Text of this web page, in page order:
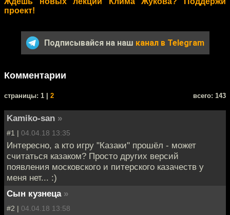
проект!
Подписывайся на наш канал в Telegram
Комментарии
cтраницы: 1 | 2 всего: 143
Kamiko-san »
#1 | 04.04.18 13:35
Интересно, а кто игру "Казаки" прошёл - может
считаться казаком? Просто других версий
появления московского и питерского казачеств у
меня нет... :)
Сын кузнеца »
#2 | 04.04.18 13:58